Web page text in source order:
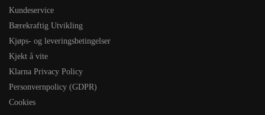
Kundeservice
Bærekraftig Utvikling
Kjøps- og leveringsbetingelser
Kjekt å vite
Klarna Privacy Policy
Personvernpolicy (GDPR)
Cookies